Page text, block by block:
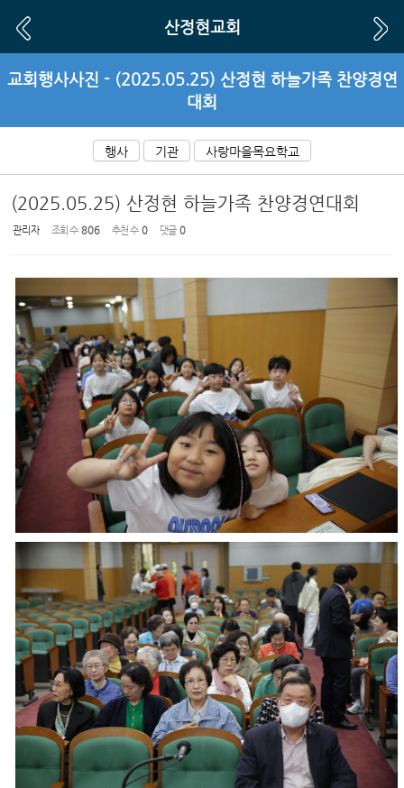
산정현교회
교회행사사진 - (2025.05.25) 산정현 하늘가족 찬양경연
대회
행사 기관 사랑마을목요학교
(2025.05.25) 산정현 하늘가족 찬양경연대회
관리자 조회 수 806 추천 수 0 댓글 0